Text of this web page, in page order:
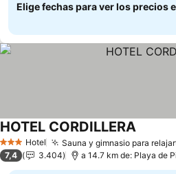
Elige fechas para ver los precios
3 Estrellas
Hotel Sauna y gimnasio para
HOTEL CORDILLERAVer
7,4 3.404 a 14.7 km de: Playa de